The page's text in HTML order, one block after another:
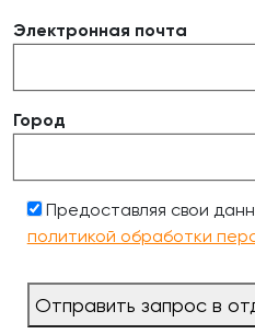
Электронная почта
Город
Предоставляя свои
политикой обработки
Отправить запрос в